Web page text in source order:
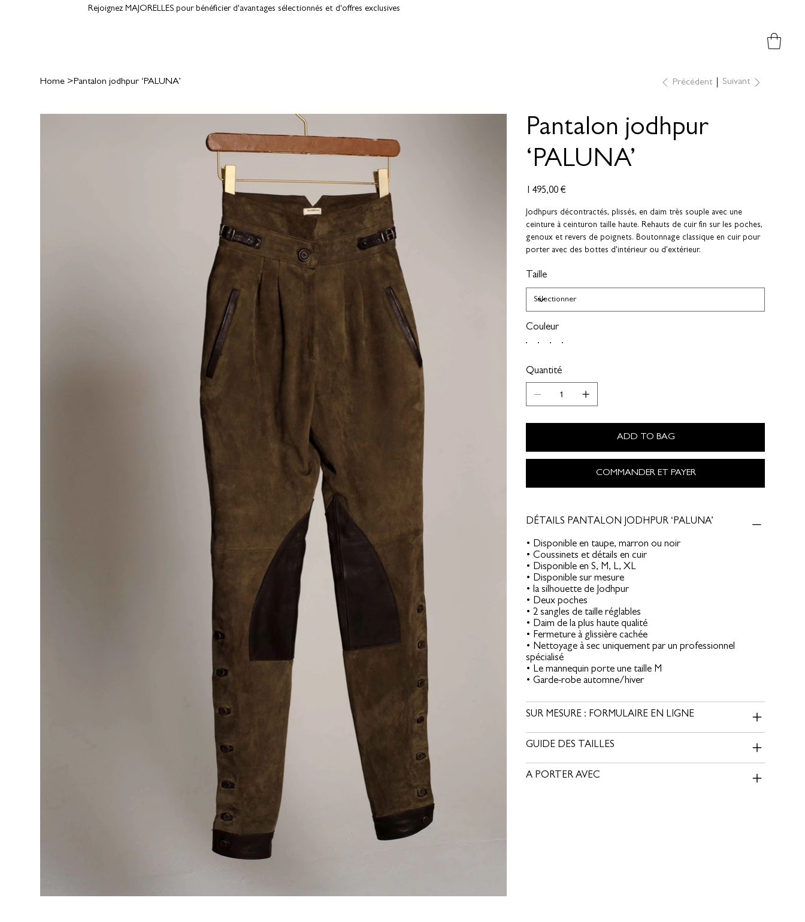
Rejoignez MAJORELLES pour bénéficier d'avantages sélectionnés et d'offres exclusives
Home >Pantalon jodhpur ‘PALUNA’ Précédent Suivant
Pantalon jodhpur
‘PALUNA’
Prix
1 495,00 €
Jodhpurs décontractés, plissés, en daim très souple avec une
ceinture à ceinturon taille haute. Rehauts de cuir fin sur les poches,
genoux et revers de poignets. Boutonnage classique en cuir pour
porter avec des bottes d’intérieur ou d’extérieur.
Taille
Couleur
Quantité
ADD TO BAG
COMMANDER ET PAYER
DÉTAILS PANTALON JODHPUR ‘PALUNA’
• Disponible en taupe, marron ou noir
• Coussinets et détails en cuir
• Disponible en S, M, L, XL
• Disponible sur mesure
• la silhouette de Jodhpur
• Deux poches
• 2 sangles de taille réglables
• Daim de la plus haute qualité
• Fermeture à glissière cachée
• Nettoyage à sec uniquement par un professionnel
spécialisé
• Le mannequin porte une taille M
• Garde-robe automne/hiver
SUR MESURE : FORMULAIRE EN LIGNE
GUIDE DES TAILLES
A PORTER AVEC